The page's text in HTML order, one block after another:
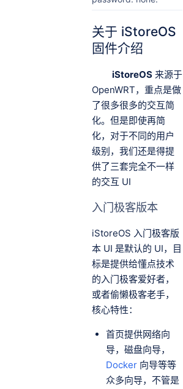
关于 iStoreOS
固件介绍
iStoreOS 来源于
OpenWRT，重点是做
了很多很多的交互简
化。但是即使再简
化，对于不同的用户
级别，我们还是得提
供了三套完全不一样
的交互 UI
入门极客版本
iStoreOS 入门极客版
本 UI 是默认的 UI，目
标是提供给懂点技术
的入门极客爱好者，
或者偷懒极客老手，
核心特性：
首页提供网络向
导，磁盘向导，
Docker向导等等
众多向导，不管是